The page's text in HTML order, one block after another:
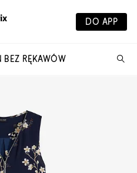
DO APP
BEZ RĘKAWÓW